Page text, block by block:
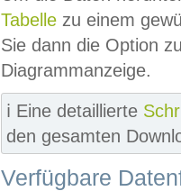
Tabelle zu einem
Sie dann die Option
Diagrammanzeige.
ℹ️ Eine detaillierte
den gesamten
Verfügbare